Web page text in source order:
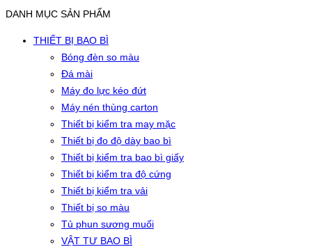
DANH MỤC SẢN PHẨM
THIẾT BỊ BAO BÌ
Bóng đèn so màu
Đá mài
Máy đo lực kéo đứt
Máy nén thùng carton
Thiết bị kiểm tra may mặc
Thiết bị đo độ dày bao bì
Thiết bị kiểm tra bao bì giấy
Thiết bị kiểm tra độ cứng
Thiết bị kiểm tra vải
Thiết bị so màu
Tủ phun sương muối
VẬT TƯ BAO BÌ